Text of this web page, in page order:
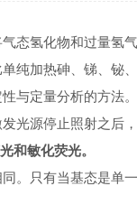
氢化物和过量氢
纯加热砷、锑、铋
定量分析的方法
光源停止照射之后
和敏化荧光。
只有当基态是单